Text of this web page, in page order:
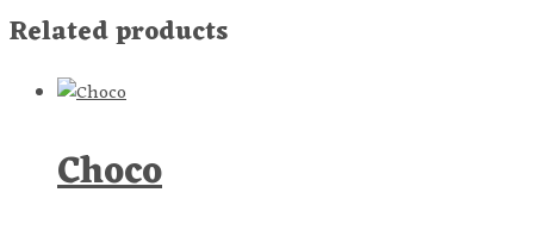
Related products
Choco